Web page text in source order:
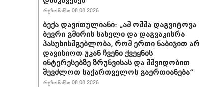
რეზონანსი 08.08.2026
ბექა დავითულიანი: „ამ ომმა დაგვიტოვა
ბევრი გმირის სახელი და დაგვაკისრა
პასუხისმგებლობა, რომ ერთი ნაბიჯით არ
დავიხიოთ უკან ჩვენი ქვეყნის
ინტერესებზე ზრუნვისას და მშვიდობით
შევძლოთ საქართველოს გაერთიანება“
რეზონანსი 08.08.2026